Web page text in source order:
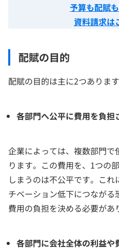
予算も配賦
資料請求は
配賦の目的
配賦の目的は主に2つあります
各部門へ公平に費用を負担
企業によっては、複数部門
ります。この費用を、1つの
しまうのは不公平です。こ
チベーション低下につなが
費用の負担を決める必要があ
各部門に会社全体の利益や